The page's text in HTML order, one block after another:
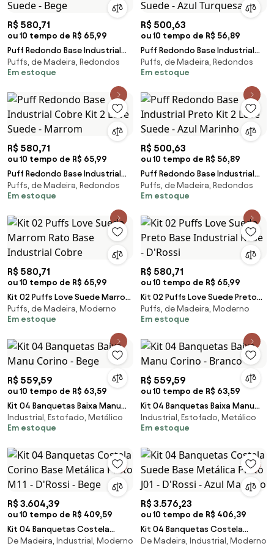
R$ 580,71
ou 10 tempo de R$ 65,99
Puff Redondo Base Industrial
Cobre Kit 2 Love Suede - Bege
Puffs, de Madeira, Redondos
Em estoque
R$ 500,63
ou 10 tempo de R$ 56,89
Puff Redondo Base Industrial
Cobre Kit 2 Love Suede - Azul
Turquesa
Puffs, de Madeira, Redondos
Em estoque
R$ 580,71
ou 10 tempo de R$ 65,99
Puff Redondo Base Industrial
Cobre Kit 2 Love Suede -
Marrom
Puffs, de Madeira, Redondos
Em estoque
R$ 500,63
ou 10 tempo de R$ 56,89
Puff Redondo Base Industrial
Preto Kit 2 Love Suede - Azul
Marinho
Puffs, de Madeira, Redondos
Em estoque
R$ 580,71
ou 10 tempo de R$ 65,99
Kit 02 Puffs Love Suede Marrom
Rato Base Industrial Cobre
Puffs, de Madeira, Moderno
Em estoque
R$ 580,71
ou 10 tempo de R$ 65,99
Kit 02 Puffs Love Suede Preto
Base Industrial Rose - D'Rossi
Puffs, de Madeira, Moderno
Em estoque
R$ 559,59
ou 10 tempo de R$ 63,59
Kit 04 Banquetas Baixa Manu
Corino - Bege
Industrial, Estofado, Metálico
Em estoque
R$ 559,59
ou 10 tempo de R$ 63,59
Kit 04 Banquetas Baixa Manu
Corino - Branco
Industrial, Estofado, Metálico
Em estoque
R$ 3.604,39
ou 10 tempo de R$ 409,59
Kit 04 Banquetas Costela
Corino Base Metálica Preto M11
De Madeira, Industrial, Moderno
R$ 3.576,23
ou 10 tempo de R$ 406,39
Kit 04 Banquetas Costela
Suede Base Metálica Preto J01 -
De Madeira, Industrial, Moderno